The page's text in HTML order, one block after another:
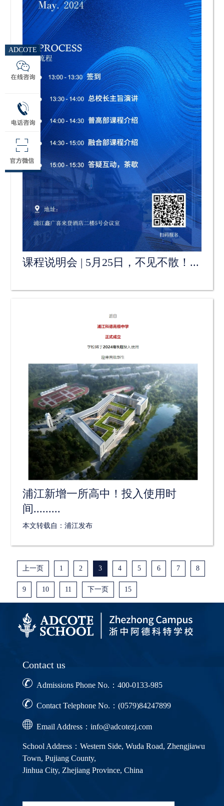
课程说明会 | 5月25日，不见不散！...
浦江新增一所高中！投入使用时
间.........
本文转载自：浦江发布
上一页 1 2 3 4 5 6 7 8
9 10 11 下一页 15
Contact us
Admissions Phone No.：400-0133-985
Contact Telephone No.：(0579)84247899
Email Address：info@adcotezj.com
School Address：Western Side, Wuda Road, Zhengjiawu
Town, Pujiang County,
Jinhua City, Zhejiang Province, China
ADCOTE